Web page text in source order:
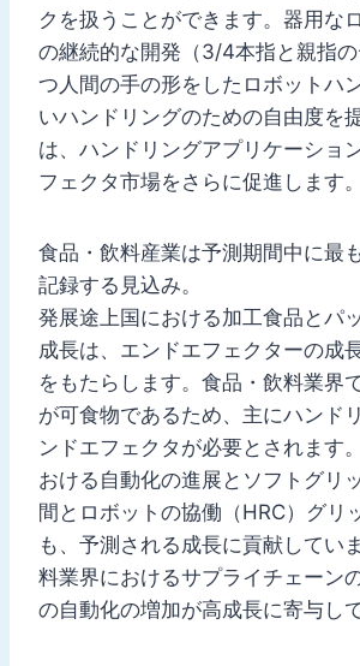
クを扱うことができます。器用な
の継続的な開発（3/4本指と親指
つ人間の手の形をしたロボットハ
いハンドリングのための自由度を
は、ハンドリングアプリケーショ
フェクタ市場をさらに促進します。
食品・飲料産業は予測期間中に最
記録する見込み。
発展途上国における加工食品とパ
成長は、エンドエフェクターの成
をもたらします。食品・飲料業界
が可食物であるため、主にハンド
ンドエフェクタが必要とされます
おける自動化の進展とソフトグリ
間とロボットの協働（HRC）グリ
も、予測される成長に貢献してい
料業界におけるサプライチェーン
の自動化の増加が高成長に寄与し